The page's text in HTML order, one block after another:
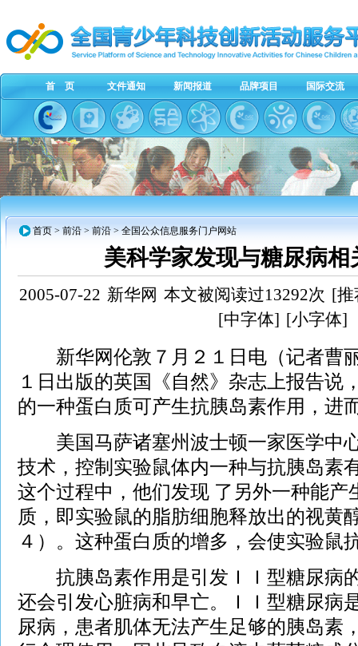
首 页 文件通知 新闻报道 品牌项目 国际交流
首页 > 前沿 > 前沿 > 全国公众信息服务门户网站
美科学家发现与糖尿病相
2005-07-22 新华网 本文被阅读过13292次 [
[中字体] [小字体]
新华网伦敦７月２１日电（记者曹
１日出版的英国《自然》杂志上报告说
的一种蛋白质可产生抗胰岛素作用，进
美国马萨诸塞州波士顿一家医学中
技术，控制实验鼠体内一种与抗胰岛素
这个过程中，他们发现 了另外一种能产
质，即实验鼠的脂肪细胞释放出的视黄
４）。这种蛋白质的增多，会使实验鼠
抗胰岛素作用是引发ＩＩ型糖尿病
还会引发心脏病和早亡。ＩＩ型糖尿病
尿病，患者肌体无法产生足够的胰岛素